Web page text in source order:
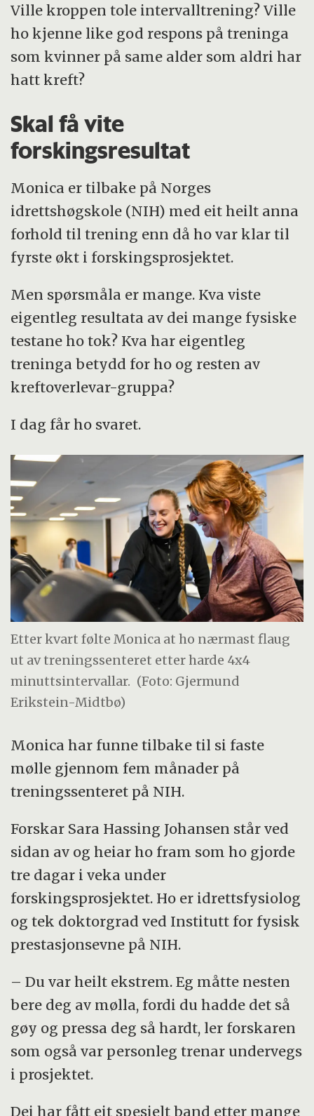
Ville kroppen tole intervalltrening? Ville
ho kjenne like god respons på treninga
som kvinner på same alder som aldri har
hatt kreft?
Skal få vite
forskingsresultat
Monica er tilbake på Norges
idrettshøgskole (NIH) med eit heilt anna
forhold til trening enn då ho var klar til
fyrste økt i forskingsprosjektet.
Men spørsmåla er mange. Kva viste
eigentleg resultata av dei mange fysiske
testane ho tok? Kva har eigentleg
treninga betydd for ho og resten av
kreftoverlevar-gruppa?
I dag får ho svaret.
Etter kvart følte Monica at ho nærmast flaug
ut av treningssenteret etter harde 4x4
minuttsintervallar. (Foto: Gjermund
Erikstein-Midtbø)
Monica har funne tilbake til si faste
mølle gjennom fem månader på
treningssenteret på NIH.
Forskar Sara Hassing Johansen står ved
sidan av og heiar ho fram som ho gjorde
tre dagar i veka under
forskingsprosjektet. Ho er idrettsfysiolog
og tek doktorgrad ved Institutt for fysisk
prestasjonsevne på NIH.
– Du var heilt ekstrem. Eg måtte nesten
bere deg av mølla, fordi du hadde det så
gøy og pressa deg så hardt, ler forskaren
som også var personleg trenar undervegs
i prosjektet.
Dei har fått eit spesielt band etter mange